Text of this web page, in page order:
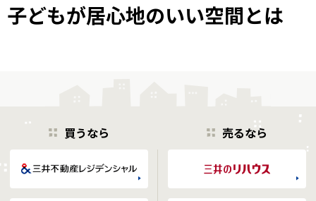
子どもが居心地のいい空間とは
買うなら 売るなら